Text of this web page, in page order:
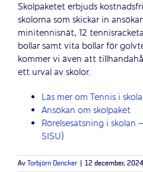
Skolpaketet erbjuds
skolorna som skickar in
minitennisnät, 12
bollar samt vita bollar för
kommer vi även att
ett urval av skolor.
Läs mer om Tennis i
Ansökan om skolpaket
Rörelsesatsning i skolan
SISU)
Av Torbjörn Dencker 12 december, 2024